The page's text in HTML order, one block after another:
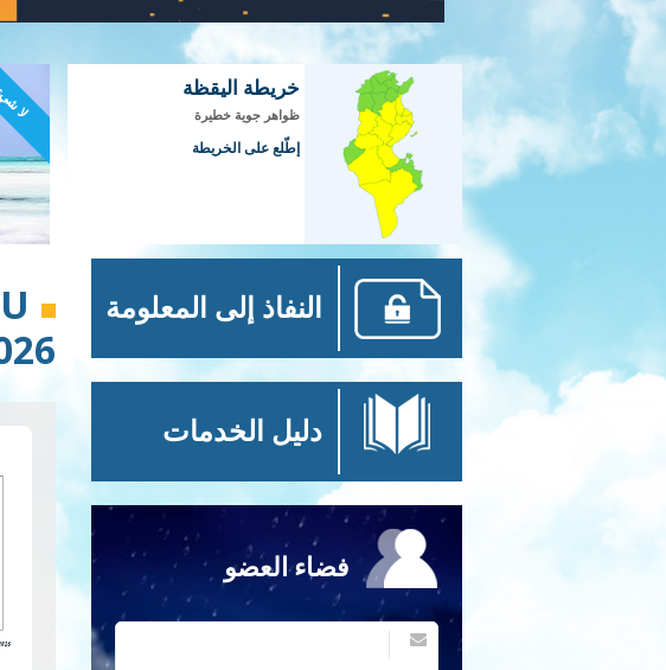
خريطة اليقظة
ظواهر جوية خطيرة
إطّلع على الخريطة
لا
النفاذ إلى المعلومة
دليل الخدمات
فضاء العضو